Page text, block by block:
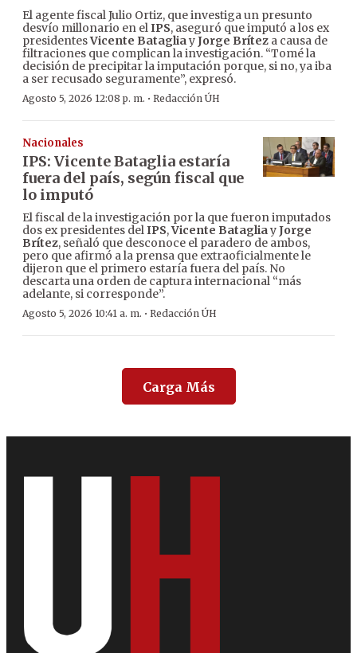
El agente fiscal Julio Ortiz, que investiga un presunto
desvío millonario en elIPS, aseguró que imputó a los ex
presidentesVicente BatagliayJorge Brítez a causa de
filtraciones que complican la investigación. “Tomé la
decisión de precipitar la imputación porque, si no, ya iba
a ser recusado seguramente”, expresó.
Agosto 5, 2026 12:08 p. m. · Redacción ÚH
Nacionales
IPS: Vicente Bataglia estaría
fuera del país, según fiscal que
lo imputó
El fiscal de la investigación por la que fueron imputados
dos ex presidentes delIPS,Vicente BatagliayJorge
Brítez, señaló que desconoce el paradero de ambos,
pero que afirmó a la prensa que extraoficialmente le
dijeron que el primero estaría fuera del país. No
descarta una orden de captura internacional “más
adelante, si corresponde”.
Agosto 5, 2026 10:41 a. m. · Redacción ÚH
Carga Más